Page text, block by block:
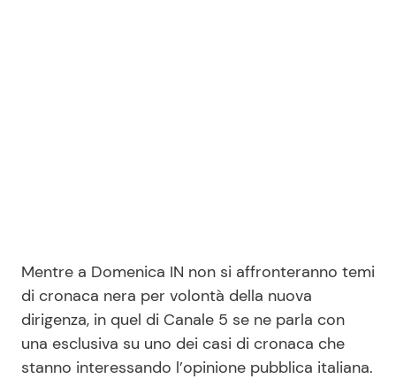
Viaggi e Turismo
Festività
Ricette Feste
Ricette per Bambini
Mentre a Domenica IN non si affronteranno temi
di cronaca nera per volontà della nuova
dirigenza, in quel di Canale 5 se ne parla con
una esclusiva su uno dei casi di cronaca che
stanno interessando l’opinione pubblica italiana.